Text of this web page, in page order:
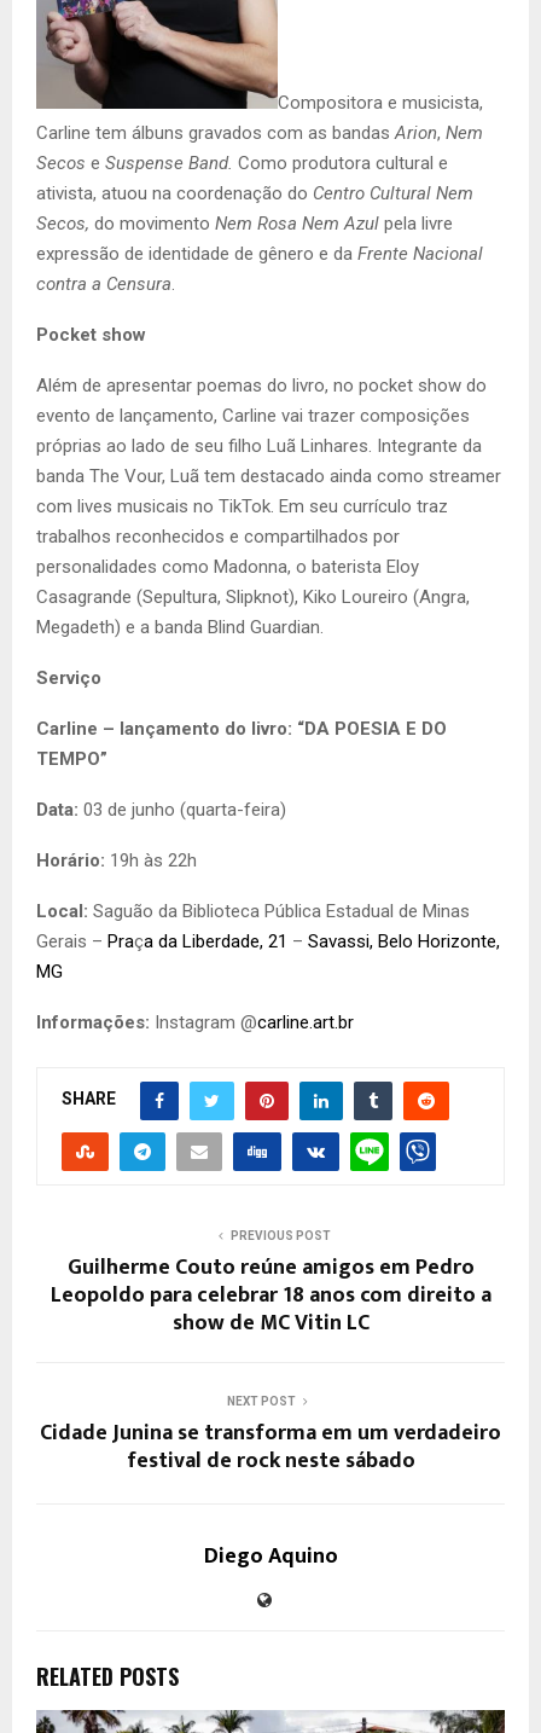
Compositora e musicista,
Carline tem álbuns gravados com as bandas Arion, Nem
Secos e Suspense Band. Como produtora cultural e
ativista, atuou na coordenação do Centro Cultural Nem
Secos, do movimento Nem Rosa Nem Azul pela livre
expressão de identidade de gênero e da Frente Nacional
contra a Censura
Pocket show
Além de apresentar poemas do livro, no pocket show do
evento de lançamento, Carline vai trazer composições
próprias ao lado de seu filho Luã Linhares. Integrante da
banda The Vour, Luã tem destacado ainda como streamer
com lives musicais no TikTok. Em seu currículo traz
trabalhos reconhecidos e compartilhados por
personalidades como Madonna, o baterista Eloy
Casagrande (Sepultura, Slipknot), Kiko Loureiro (Angra,
Megadeth) e a banda Blind Guardian.
Serviço
Carline – lançamento do livro: “DA POESIA E DO
TEMPO”
Data: 03 de junho (quarta-feira)
Horário: 19h às 22h
Local: Saguão da Biblioteca Pública Estadual de Minas
Gerais – Praça da Liberdade, 21 – Savassi, Belo Horizonte,
MG
Informações: Instagram @carline.art.br
SHARE
PREVIOUS POST
Guilherme Couto reúne amigos em Pedro
Leopoldo para celebrar 18 anos com direito a
show de MC Vitin LC
NEXT POST
Cidade Junina se transforma em um verdadeiro
festival de rock neste sábado
Diego Aquino
RELATED POSTS